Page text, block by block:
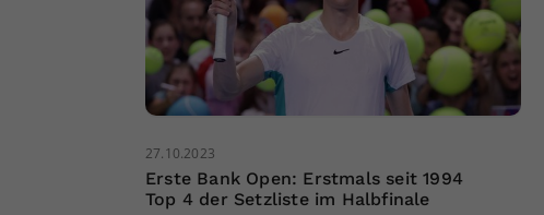
27.10.2023
Erste Bank Open: Erstmals seit 1994
Top 4 der Setzliste im Halbfinale